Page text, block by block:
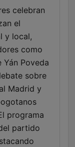
celebran
el
y local,
como
Yán Poveda
sobre
Madrid y
programa
partido